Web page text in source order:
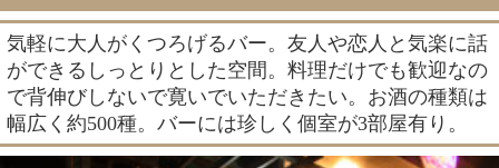
気軽に大人がくつろげるバー。友人や恋人と気楽に話
ができるしっとりとした空間。料理だけでも歓迎なの
で背伸びしないで寛いでいただきたい。お酒の種類は
幅広く約500種。バーには珍しく個室が3部屋有り。